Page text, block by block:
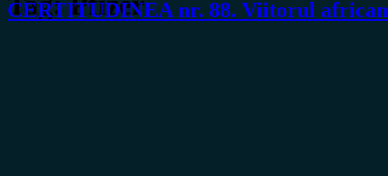
CERTITUDINEA nr. 88. Viitorul